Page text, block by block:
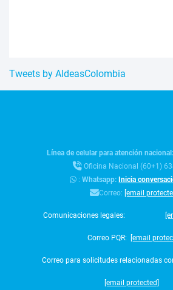
Tweets by AldeasColombia
Línea de celular para atención
Oficina Nacional (60+1)
:Whatsapp:Inicia
Correo: [email
Comunicaciones legales:
Correo PQR: [email
Correo para solicitudes relacionadas
[email protected]